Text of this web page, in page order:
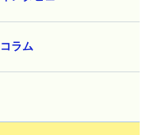
コラム